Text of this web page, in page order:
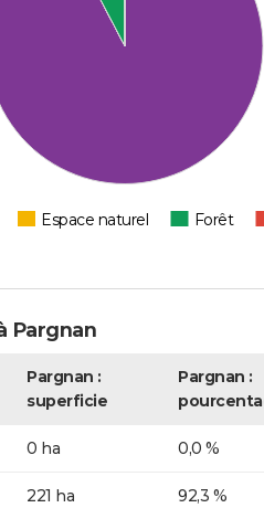
Espace naturel Forêt
Pargnan
Pargnan :
superficie
Pargnan :
0 ha 0,0 %
221 ha 92,3 %